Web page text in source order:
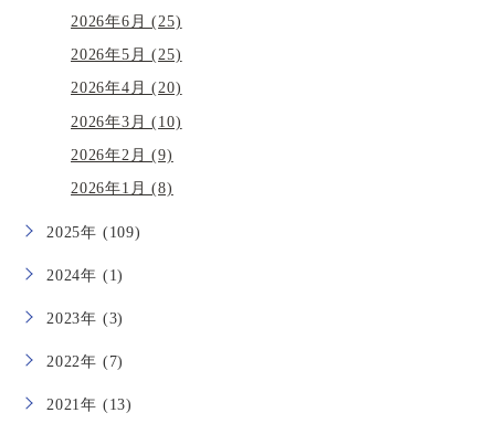
2026年6月 (25)
2026年5月 (25)
2026年4月 (20)
2026年3月 (10)
2026年2月 (9)
2026年1月 (8)
2025年 (109)
2024年 (1)
2023年 (3)
2022年 (7)
2021年 (13)